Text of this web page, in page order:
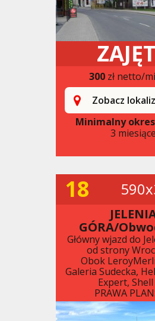
300zł netto/
Zobacz
Minimalny
3 miesiące
18
GÓRA/
Główny wjazd do
od strony
Obok
Galeria Sudecka,
Expert,
PRAWA